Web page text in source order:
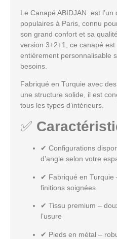
Le Canapé ABIDJAN est
populaires à Paris , connu
son grand confort et sa
version 3+2+1
, ce canapé est
entièrement personnalisable
besoins.
Fabriqué en Turquie avec des
une structure solide, il est
tous les types d’intérieurs.
✅
✔ Configurations
d’angle selon votre
✔ Fabriqué en Turquie
finitions soignées
✔ Tissu premium –
l’usure
✔ Pieds en métal –